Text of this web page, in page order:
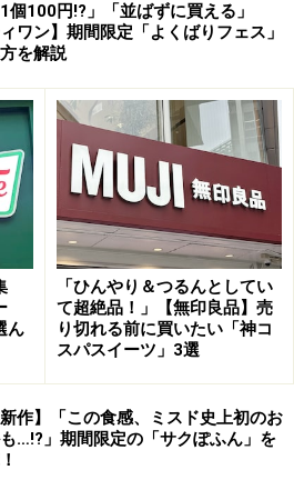
1個100円!?」「並ばずに買える」
ィワン】期間限定「よくばりフェス」
を解説
ん
「ひんやり＆つるんとしてい
て超絶品！」【無印良品】売
り切れる前に買いたい「神コ
スパスイーツ」3選
新作】「この食感、ミスド史上初のお
…!?」期間限定の「サクぽふん」を